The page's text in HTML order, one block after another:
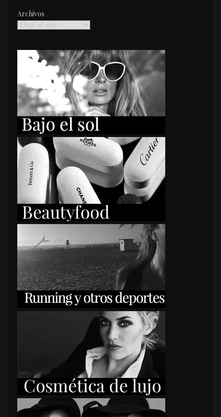
Archivos